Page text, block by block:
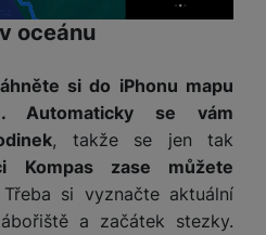
oceánu
si do iPhonu mapu
Automaticky se vám
, takže se jen tak
Kompas zase můžete
Třeba si vyznačte aktuální
a začátek stezky.